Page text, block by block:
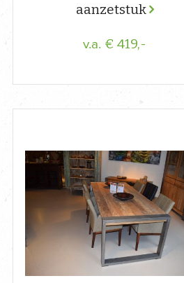
aanzetstuk
v.a. € 419,-